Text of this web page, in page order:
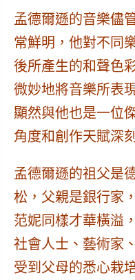
孟德爾遜的音樂儘
常鮮明，他對不同
後所產生的和聲色
微妙地將音樂所表
顯然與他也是一位
角度和創作天賦深
孟德爾遜的祖父是
松，父親是銀行家
范妮同樣才華橫溢
社會人士、藝術家
受到父母的悉心栽